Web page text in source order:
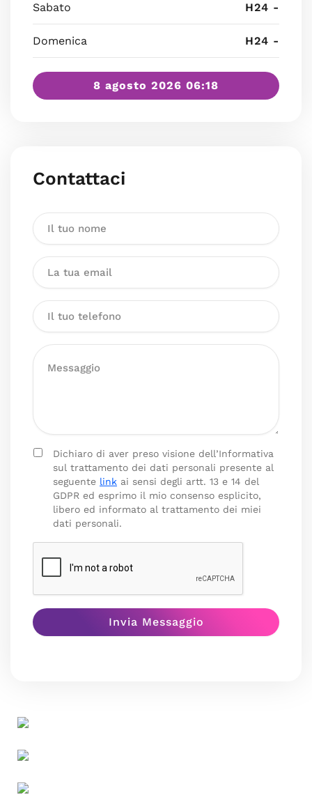
Sabato H24 -
Domenica H24 -
8 agosto 2026 06:18
Contattaci
Dichiaro di aver preso visione dell’Informativa
sul trattamento dei dati personali presente al
seguente link ai sensi degli artt. 13 e 14 del
GDPR ed esprimo il mio consenso esplicito,
libero ed informato al trattamento dei miei
dati personali.